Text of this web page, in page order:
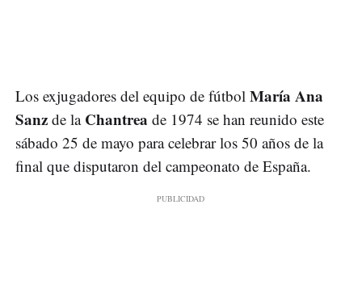
Los exjugadores del equipo de fútbol María Ana
Sanz de la Chantrea de 1974 se han reunido este
sábado 25 de mayo para celebrar los 50 años de la
final que disputaron del campeonato de España.